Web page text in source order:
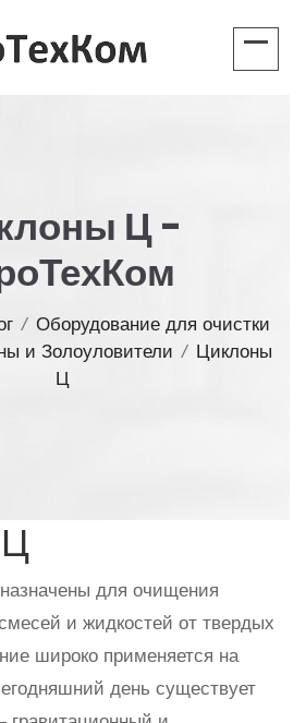
Ц -
/ Оборудование для очистки
и Золоуловители / Циклоны
Ц
для очищения
и жидкостей от твердых
широко применяется на
день существует